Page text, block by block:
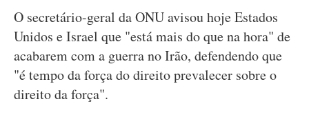
O secretário-geral da ONU avisou hoje Estados
Unidos e Israel que "está mais do que na hora" de
acabarem com a guerra no Irão, defendendo que
"é tempo da força do direito prevalecer sobre o
direito da força".